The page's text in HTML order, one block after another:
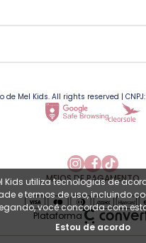
de Mel Kids. All rights reserved |
MEIOS DE PAGAMENTO
Plataforma
Kids utiliza tecnologias de
e termos de uso, incluindo
você concorda com
Estou de acordo